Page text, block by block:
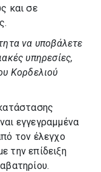
και σε
να υποβάλετε
υπηρεσίες,
Κορδελιού
εγγεγραμμένα
τον έλεγχο
την επίδειξη